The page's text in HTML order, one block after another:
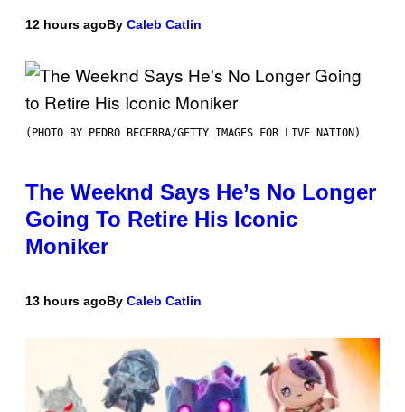
12 hours agoBy Caleb Catlin
(PHOTO BY PEDRO BECERRA/GETTY IMAGES FOR LIVE NATION)
The Weeknd Says He’s No Longer
Going To Retire His Iconic
Moniker
13 hours agoBy Caleb Catlin